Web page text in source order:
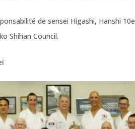
de sensei Higashi, Hanshi
Shihan Council.